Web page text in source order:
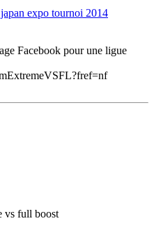
expo tournoi 2014
Facebook pour une ligue
vs full boost